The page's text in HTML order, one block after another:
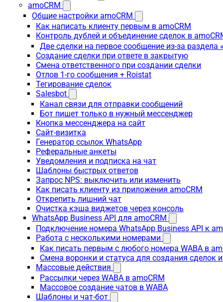
amoCRM
Общие настройки amoCRM
Как написать клиенту первым в amoCRM
Контроль дублей и объединение сделок в
Две сделки на первое сообщение из-за раздела
Создание сделки при ответе в закрытую
Смена ответственного при создании сделки
Отлов 1-го сообщения + Roistat
Тегирование сделок
Salesbot
Канал связи для отправки сообщений
Бот пишет только в нужный мессенджер
Кнопка мессенджера на сайт
Сайт-визитка
Генератор ссылок WhatsApp
Реферальные анкеты
Уведомления и подписка на чат
Шаблоны быстрых ответов
Запрос NPS: выключить или изменить
Как писать клиенту из приложения amoCRM
Открепить лишний чат
Очистка кэша виджетов через консоль
WhatsApp Business API для amoCRM
Подключение номера WhatsApp Business API к
Работа с несколькими номерами
Как писать первым с любого номера WABA в
Смена воронки и статуса для создания сделок
Массовые действия
Рассылки через WABA в amoCRM
Массовое создание чатов в WABA
Шаблоны и чат-бот